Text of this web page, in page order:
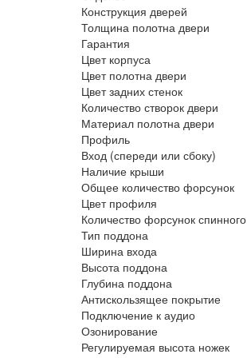
Конструкция дверей
Толщина полотна двери
Гарантия
Цвет корпуса
Цвет полотна двери
Цвет задних стенок
Количество створок двери
Материал полотна двери
Профиль
Вход (спереди или сбоку)
Наличие крыши
Общее количество форсунок
Цвет профиля
Количество форсунок
Тип поддона
Ширина входа
Высота поддона
Глубина поддона
Антискользящее покрытие
Подключение к аудио
Озонирование
Регулируемая высота ножек